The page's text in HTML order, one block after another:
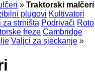
» Traktorski malčeri
plugovi Kultivatori
za strništa Podrivači Roto
freze Cambridge
Valjci za sjeckanje »